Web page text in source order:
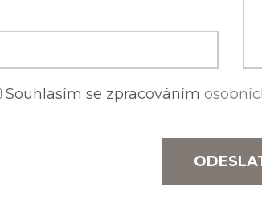
Souhlasím se zpracováním